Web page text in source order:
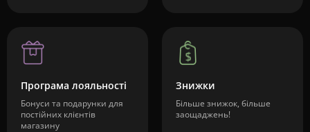
Програма лояльності
Бонуси та подарунки для
постійних клієнтів
магазину
Знижки
Більше знижок, більше
заощаджень!